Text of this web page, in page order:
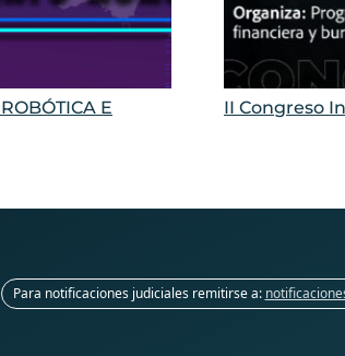
E
II Congreso
Para notificaciones judiciales remitirse a: